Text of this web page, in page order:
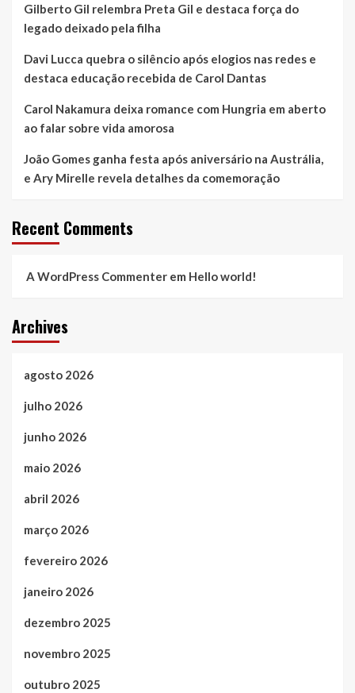
Gilberto Gil relembra Preta Gil e destaca força do
legado deixado pela filha
Davi Lucca quebra o silêncio após elogios nas redes e
destaca educação recebida de Carol Dantas
Carol Nakamura deixa romance com Hungria em aberto
ao falar sobre vida amorosa
João Gomes ganha festa após aniversário na Austrália,
e Ary Mirelle revela detalhes da comemoração
Recent Comments
A WordPress Commenter em Hello world!
Archives
agosto 2026
julho 2026
junho 2026
maio 2026
abril 2026
março 2026
fevereiro 2026
janeiro 2026
dezembro 2025
novembro 2025
outubro 2025